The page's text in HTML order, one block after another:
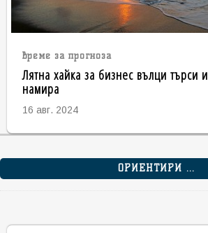
време за прогноза
Лятна хайка за бизнес вълци търси
намира
16 авг. 2024
ОРИЕНТИРИ ...